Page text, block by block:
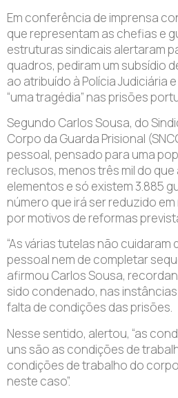
Em conferência de imprensa
que representam as chefias e
estruturas sindicais alertaram
quadros, pediram um subsídio
ao atribuído à Polícia Judiciária
“uma tragédia” nas prisões
Segundo Carlos Sousa, do
Corpo da Guarda Prisional
pessoal, pensado para uma
reclusos, menos três mil do que
elementos e só existem 3.885
número que irá ser reduzido
por motivos de reformas
“As várias tutelas não
pessoal nem de completar
afirmou Carlos Sousa,
sido condenado, nas
falta de condições das prisões.
Nesse sentido, alertou, “as
uns são as condições de
condições de trabalho do
neste caso”.